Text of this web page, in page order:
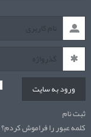
ورود به سایت
ثبت نام
کلمه عبور را فراموش کردم؟